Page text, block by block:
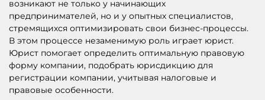
возникают не только у начинающих
предпринимателей, но и у опытных специалистов,
стремящихся оптимизировать свои бизнес-процессы.
В этом процессе незаменимую роль играет юрист.
Юрист помогает определить оптимальную правовую
форму компании, подобрать юрисдикцию для
регистрации компании, учитывая налоговые и
правовые особенности.